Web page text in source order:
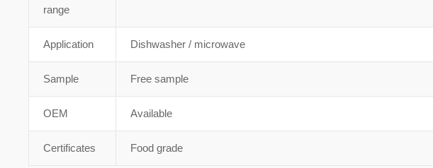
range
Application Dishwasher / microwave
Sample Free sample
OEM Available
Certificates Food grade